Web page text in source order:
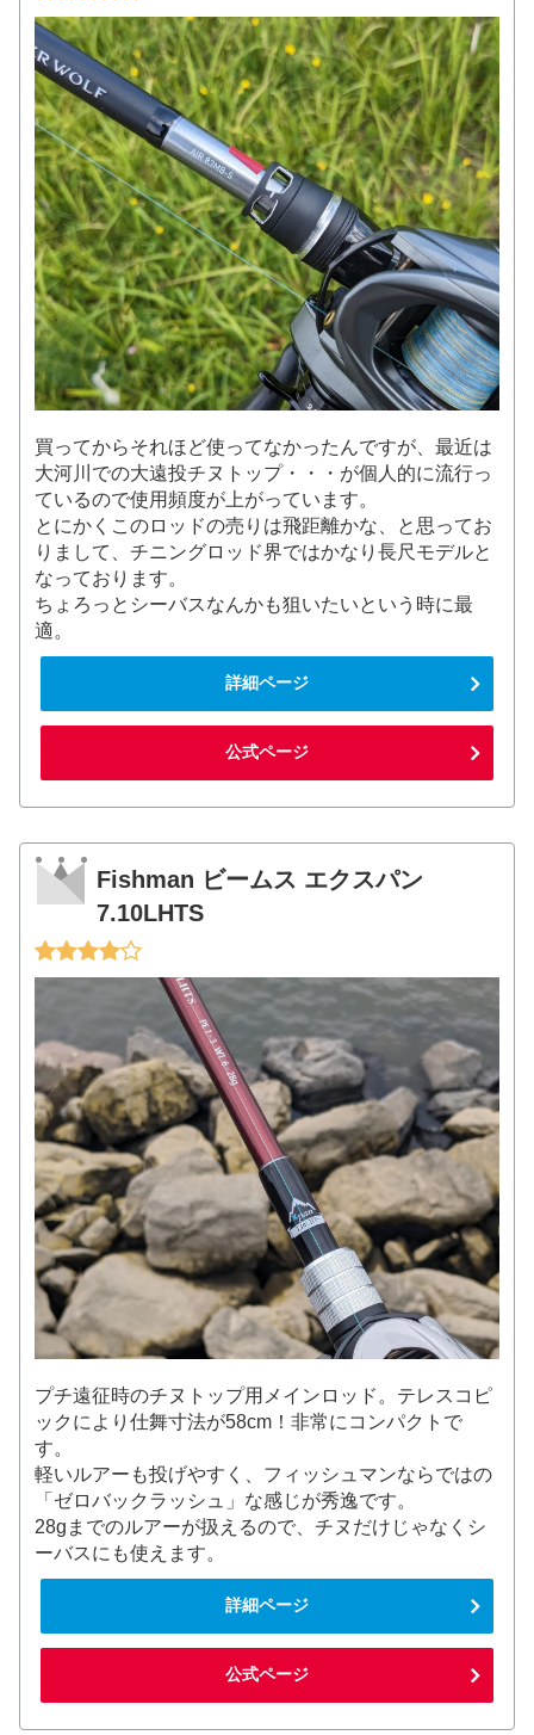
買ってからそれほど使ってなかったんですが、最近は
大河川での大遠投チヌトップ・・・が個人的に流行っ
ているので使用頻度が上がっています。
とにかくこのロッドの売りは飛距離かな、と思ってお
りまして、チニングロッド界ではかなり長尺モデルと
なっております。
ちょろっとシーバスなんかも狙いたいという時に最
適。
詳細ページ
公式ページ
Fishman ビームス エクスパン
7.10LHTS
プチ遠征時のチヌトップ用メインロッド。テレスコピ
ックにより仕舞寸法が58cm！非常にコンパクトで
す。
軽いルアーも投げやすく、フィッシュマンならではの
「ゼロバックラッシュ」な感じが秀逸です。
28gまでのルアーが扱えるので、チヌだけじゃなくシ
ーバスにも使えます。
詳細ページ
公式ページ